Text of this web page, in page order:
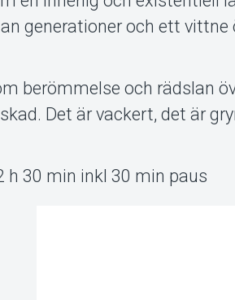
generationer och ett vittne
berömmelse och rädslan
Det är vackert, det är
h 30 min inkl 30 min paus